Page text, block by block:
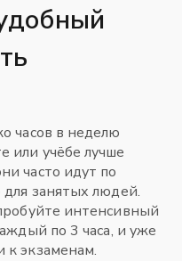
часов в неделю
или учёбе лучше
часто идут по
для занятых людей.
интенсивный
по 3 часа, и уже
к экзаменам.